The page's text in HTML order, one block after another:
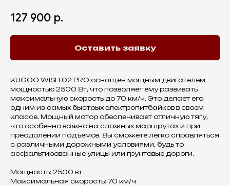
127 900 р.
Оставить заявку
KUGOO WISH 02 PRO оснащен мощным двигателем
мощностью 2500 Вт, что позволяет ему развивать
максимальную скорость до 70 км/ч. Это делает его
одним из самых быстрых электропитбайков в своем
классе. Мощный мотор обеспечивает отличную тягу,
что особенно важно на сложных маршрутах и при
преодолении подъемов. Вы сможете легко справляться
с различными дорожными условиями, будь то
асфальтированные улицы или грунтовые дороги.
Мощность: 2500 вт
Максимальная скорость: 70 км/ч